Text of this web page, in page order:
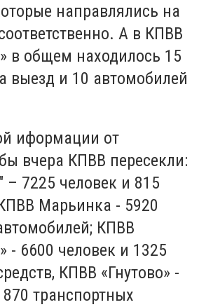
направлялись на
А в КПВВ
в общем находилось 15
выезд и 10 автомобилей
иформации от
вчера КПВВ пересекли:
7225 человек и 815
Марьинка - 5920
КПВВ
- 6600 человек и 1325
КПВВ «Гнутово» -
транспортных